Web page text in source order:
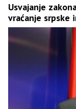
Usvajanje
vraćanje srpske